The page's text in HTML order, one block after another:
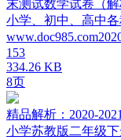
末测试数学试卷（
小学、初中、高中
153
334.26 KB
8页
精品解析：2020-
小学苏教版二年级